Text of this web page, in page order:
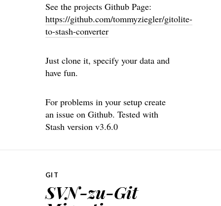
See the projects Github Page:
https://github.com/tommyziegler/gitolite-
to-stash-converter
Just clone it, specify your data and
have fun.
For problems in your setup create
an issue on Github. Tested with
Stash version v3.6.0
GIT
SVN-zu-Git